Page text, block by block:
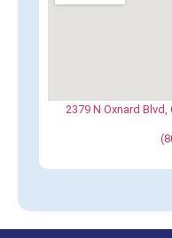
2379 N Oxnard Blvd,